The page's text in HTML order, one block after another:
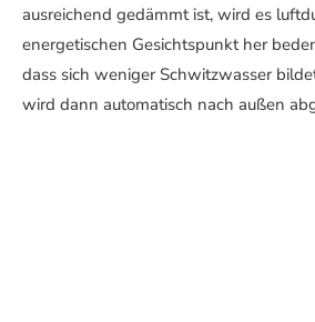
ausreichend gedämmt ist, wird es
energetischen Gesichtspunkt her
dass sich weniger Schwitzwasser
wird dann automatisch nach außen